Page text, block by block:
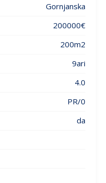
Gornjanska
200000€
200m2
9ari
4.0
PR/0
da